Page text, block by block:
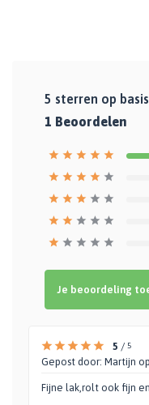
5 sterren op
1 Beoordelen
Je beoordeling
5 / 5
Gepost door: Martijn
Fijne lak,rolt ook fijn